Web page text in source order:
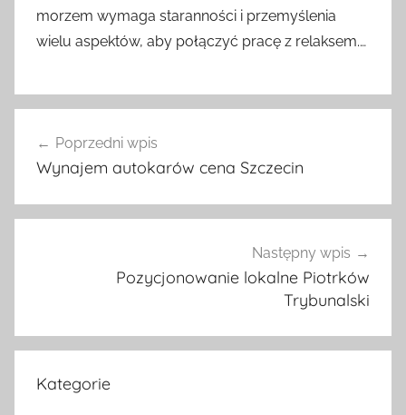
morzem wymaga staranności i przemyślenia
wielu aspektów, aby połączyć pracę z relaksem.…
wpisu
Poprzedni wpis
Wynajem autokarów cena Szczecin
Następny wpis
Pozycjonowanie lokalne Piotrków
Trybunalski
Kategorie